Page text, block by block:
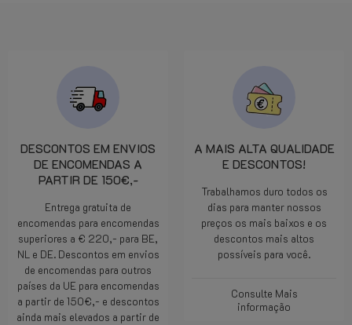
DESCONTOS EM ENVIOS
DE ENCOMENDAS A
PARTIR DE 150€,-
Entrega gratuita de
encomendas para encomendas
superiores a € 220,- para BE,
NL e DE. Descontos em envios
de encomendas para outros
países da UE para encomendas
a partir de 150€,- e descontos
ainda mais elevados a partir de
A MAIS ALTA QUALIDADE
E DESCONTOS!
Trabalhamos duro todos os
dias para manter nossos
preços os mais baixos e os
descontos mais altos
possíveis para você.
Consulte Mais
informação